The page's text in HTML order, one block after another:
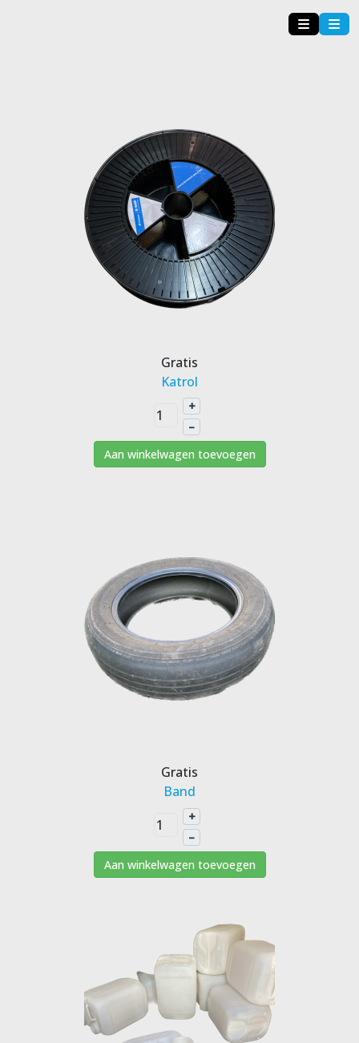
Gratis
Katrol
+
–
Aan winkelwagen toevoegen
Gratis
Band
+
–
Aan winkelwagen toevoegen